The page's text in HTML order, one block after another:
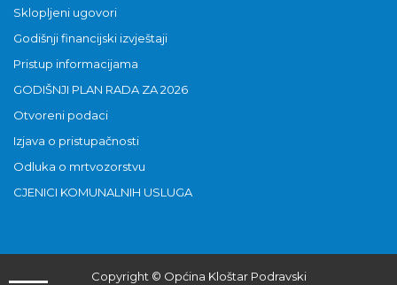
Sklopljeni ugovori
Godišnji financijski izvještaji
Pristup informacijama
GODIŠNJI PLAN RADA ZA 2026
Otvoreni podaci
Izjava o pristupačnosti
Odluka o mrtvozorstvu
CJENICI KOMUNALNIH USLUGA
Copyright © Općina Kloštar Podravski